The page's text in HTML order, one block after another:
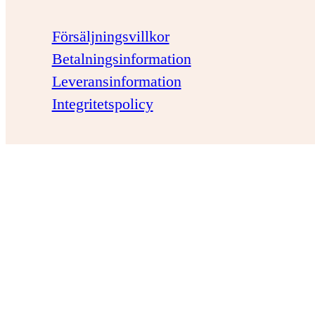
Försäljningsvillkor
Betalningsinformation
Leveransinformation
Integritetspolicy